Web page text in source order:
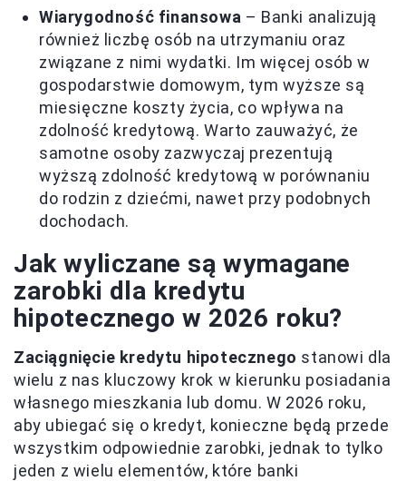
Wiarygodność finansowa – Banki analizują
również liczbę osób na utrzymaniu oraz
związane z nimi wydatki. Im więcej osób w
gospodarstwie domowym, tym wyższe są
miesięczne koszty życia, co wpływa na
zdolność kredytową. Warto zauważyć, że
samotne osoby zazwyczaj prezentują
wyższą zdolność kredytową w porównaniu
do rodzin z dziećmi, nawet przy podobnych
dochodach.
Jak wyliczane są wymagane
zarobki dla kredytu
hipotecznego w 2026 roku?
Zaciągnięcie kredytu hipotecznego stanowi dla
wielu z nas kluczowy krok w kierunku posiadania
własnego mieszkania lub domu. W 2026 roku,
aby ubiegać się o kredyt, konieczne będą przede
wszystkim odpowiednie zarobki, jednak to tylko
jeden z wielu elementów, które banki